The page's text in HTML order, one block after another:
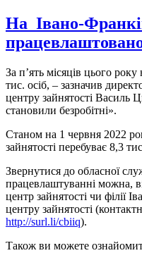
На Івано-
За п’ять місяців цього
тис. осіб, – зазначив
центру зайнятості Василь
становили безробітні».
Станом на 1 червня 2022
зайнятості перебуває 8,3
Звернутися до обласної
працевлаштуванні можна,
центр зайнятості чи філії
центру зайнятості
http://surl.li/cbiiq).
Також ви можете